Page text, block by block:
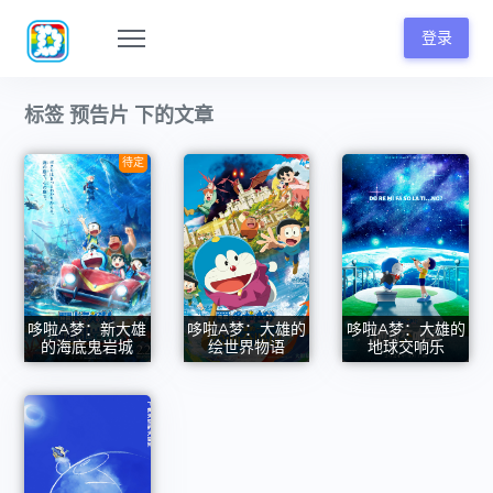
登录
标签 预告片 下的文章
哆啦A梦：新大雄
的海底鬼岩城
待定
哆啦A梦：大雄的
绘世界物语
哆啦A梦：大雄的
地球交响乐